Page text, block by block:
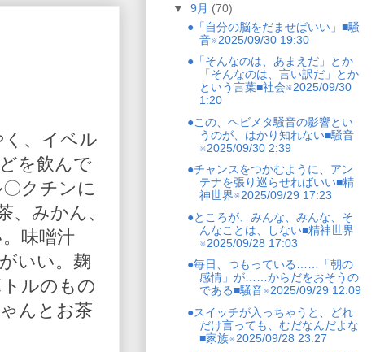
、イベル
を飲んで
クチンに
、みかん、
味噌汁
いい。麹
ルのもの
んとお茶
▼ 9月 (70)
●「自分の脳をだませばいい」■騒
音※2025/09/30 19:30
●「そんなのは、あまえだ」とか
「そんなのは、言い訳だ」とか
という言葉■社会※2025/09/30
1:20
●この、ヘビメタ騒音の影響とい
うのが、はかり知れない■騒音
※2025/09/30 2:39
●チャンスをつかむように、アン
テナを張り巡らせればいい■精
神世界※2025/09/29 17:23
●ところが、みんな、みんな、そ
んなことは、しない■精神世界
※2025/09/28 17:03
●毎日、つもっている……「朝の
感情」が……からだをおそうの
である■騒音※2025/09/29 12:09
●スイッチが入っちゃうと、どれ
だけ言っても、むだなんだよな
■家族※2025/09/28 23:27